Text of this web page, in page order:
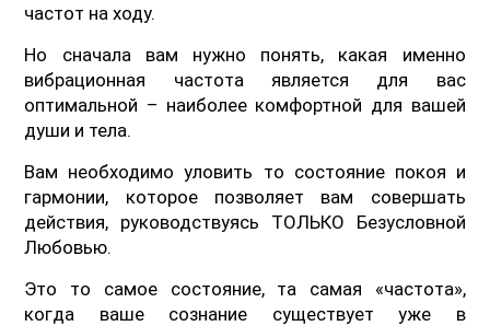
частот на ходу.
Но сначала вам нужно понять, какая именно
вибрационная частота является для вас
оптимальной – наиболее комфортной для вашей
души и тела.
Вам необходимо уловить то состояние покоя и
гармонии, которое позволяет вам совершать
действия, руководствуясь ТОЛЬКО Безусловной
Любовью.
Это то самое состояние, та самая «частота»,
когда ваше сознание существует уже в